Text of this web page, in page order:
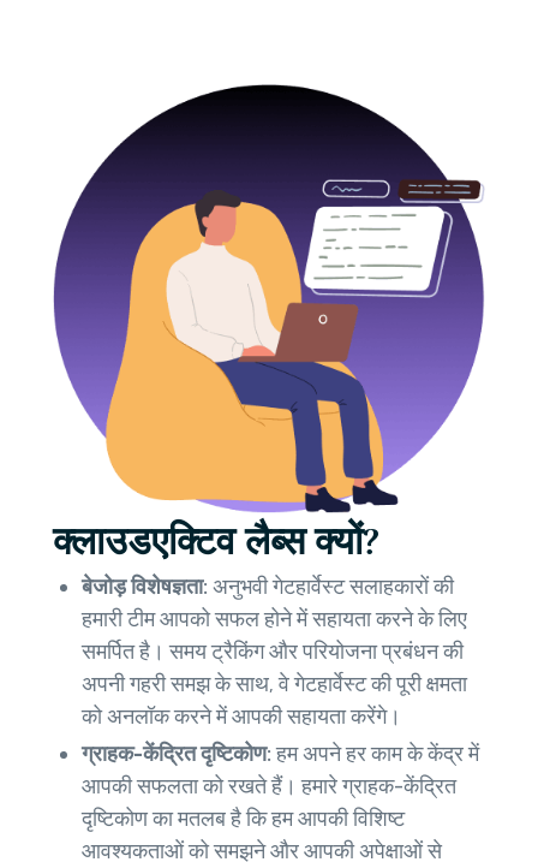
क्लाउडएक्टिव लैब्स क्यों?
बेजोड़ विशेषज्ञता: अनुभवी गेटहार्वेस्ट सलाहकारों की
हमारी टीम आपको सफल होने में सहायता करने के लिए
समर्पित है। समय ट्रैकिंग और परियोजना प्रबंधन की
अपनी गहरी समझ के साथ, वे गेटहार्वेस्ट की पूरी क्षमता
को अनलॉक करने में आपकी सहायता करेंगे।
ग्राहक-केंद्रित दृष्टिकोण:हम अपने हर काम के केंद्र में
आपकी सफलता को रखते हैं। हमारे ग्राहक-केंद्रित
दृष्टिकोण का मतलब है कि हम आपकी विशिष्ट
आवश्यकताओं को समझने और आपकी अपेक्षाओं से